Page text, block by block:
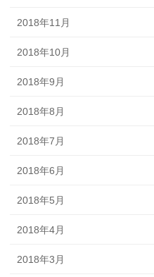
2018年11月
2018年10月
2018年9月
2018年8月
2018年7月
2018年6月
2018年5月
2018年4月
2018年3月